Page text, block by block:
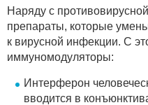
Наряду с
препараты, которые
к вирусной инфекции. С
иммуномодуляторы:
Интерферон
вводится в